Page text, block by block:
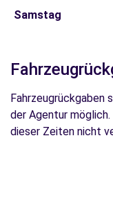
Samstag
Fahrzeugrückgaben
der Agentur
dieser Zeiten nicht